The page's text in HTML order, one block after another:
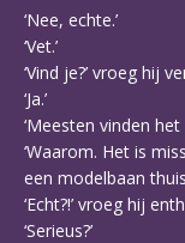
‘Nee, echte.’
‘Vet.’
‘Vind je?’ vroeg hij
‘Ja.’
‘Meesten vinden
‘Waarom. Het is
een modelbaan
‘Echt?!’ vroeg hij
‘Serieus?’